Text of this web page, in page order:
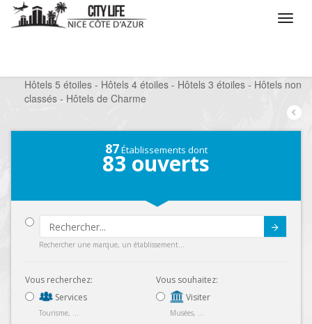
Hôtels 5 étoiles - Hôtels 4 étoiles - Hôtels 3 étoiles - Hôtels non
classés - Hôtels de Charme
87Établissements dont
83 ouverts
Rechercher une marque, un établissement...
Vous recherchez:
Services
Tourisme, ...
Vous souhaitez:
Visiter
Musées, ...